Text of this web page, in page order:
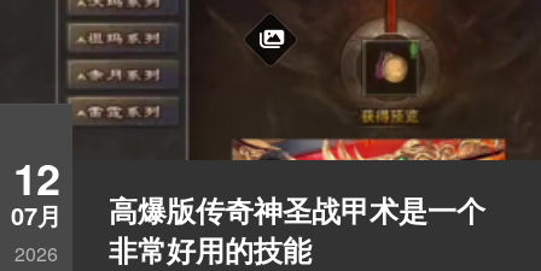
12
07月
2026
高爆版传奇神圣战甲术是一个
非常好用的技能